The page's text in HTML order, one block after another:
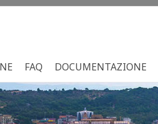
FAQ DOCUMENTAZIONE